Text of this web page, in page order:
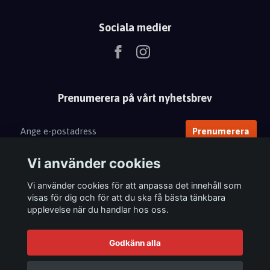
Sociala medier
Prenumerera på vårt nyhetsbrev
Prenumerera
Vi använder cookies
Vi använder cookies för att anpassa det innehåll som
visas för dig och för att du ska få bästa tänkbara
upplevelse när du handlar hos oss.
Godkänn alla